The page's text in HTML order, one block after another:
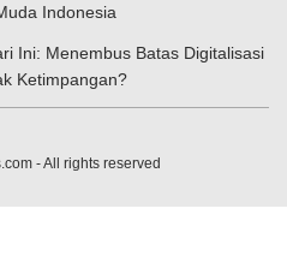
Indonesia
Ini: Menembus Batas Digitalisasi
Ketimpangan?
- All rights reserved